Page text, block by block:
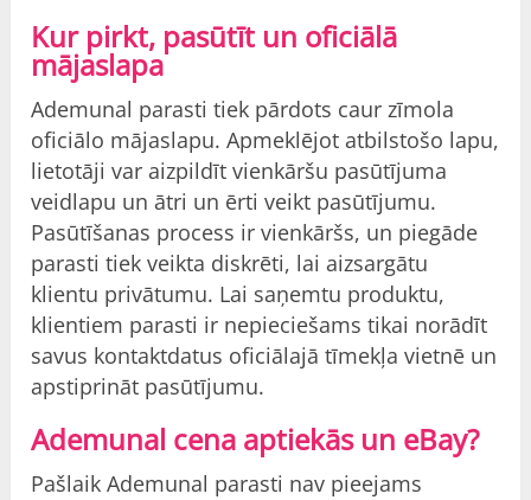
Kur pirkt, pasūtīt un oficiālā
mājaslapa
Ademunal parasti tiek pārdots caur zīmola
oficiālo mājaslapu. Apmeklējot atbilstošo lapu,
lietotāji var aizpildīt vienkāršu pasūtījuma
veidlapu un ātri un ērti veikt pasūtījumu.
Pasūtīšanas process ir vienkāršs, un piegāde
parasti tiek veikta diskrēti, lai aizsargātu
klientu privātumu. Lai saņemtu produktu,
klientiem parasti ir nepieciešams tikai norādīt
savus kontaktdatus oficiālajā tīmekļa vietnē un
apstiprināt pasūtījumu.
Ademunal cena aptiekās un eBay?
Pašlaik Ademunal parasti nav pieejams